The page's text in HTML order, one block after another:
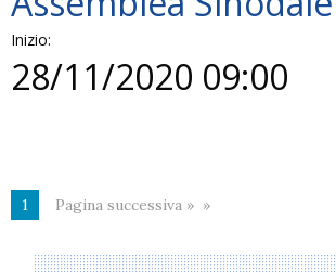
Inizio:
28/11/2020 09:00
1 Pagina successiva »